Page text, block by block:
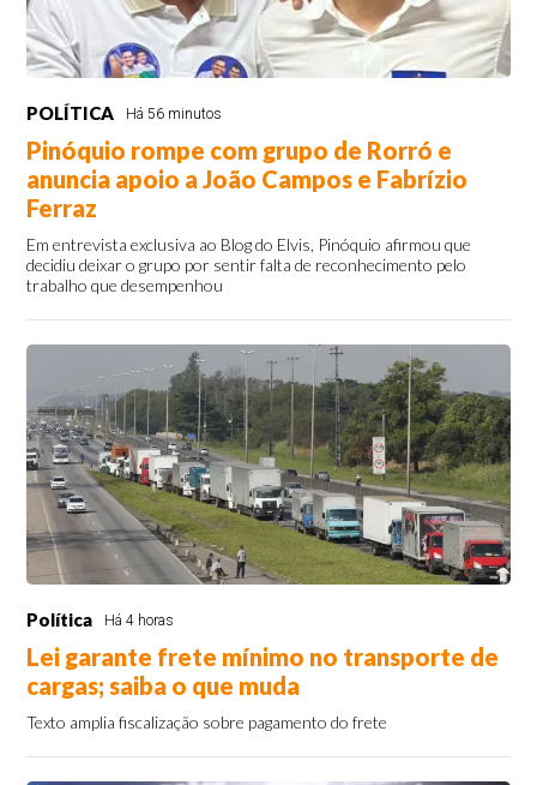
POLÍTICA Há 56 minutos
Pinóquio rompe com grupo de Rorró e
anuncia apoio a João Campos e Fabrízio
Ferraz
Em entrevista exclusiva ao Blog do Elvis, Pinóquio afirmou que
decidiu deixar o grupo por sentir falta de reconhecimento pelo
trabalho que desempenhou
Política Há 4 horas
Lei garante frete mínimo no transporte de
cargas; saiba o que muda
Texto amplia fiscalização sobre pagamento do frete